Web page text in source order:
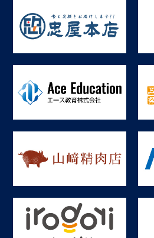
後に後輩やこれから入学する選手に
全てにおいての粘り強さ、耐力（体
はこれからのステージでも自分の糧
辛いこともある。意味がないと思っ
し、どんな時でもプラスに捉えてや
す。 1・2年生は学校にも慣れてくるし、コーチ陣を信じて頑張
ってもらいたいですね。大事なこと
も成長にも繋がるし、努力が実った
自信に変わるから。今のままでは満
る。チームのことを考えて努力をし